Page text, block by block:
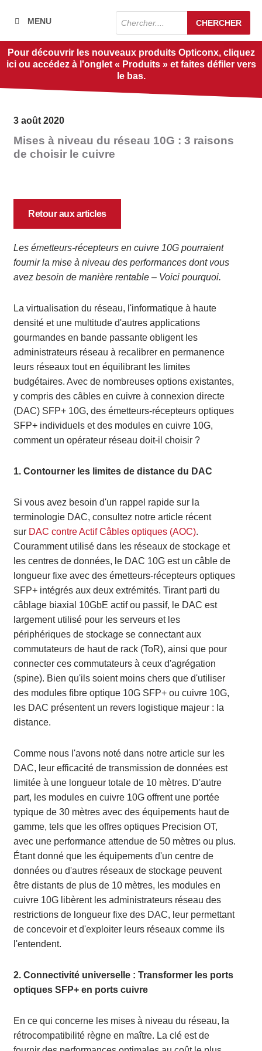
MENU
Recherche
de
produits
CHERCHER
Pour découvrir les nouveaux produits Opticonx, cliquez
ici ou accédez à l'onglet « Produits » et faites défiler vers
le bas.
3 août 2020
Mises à niveau du réseau 10G : 3 raisons
de choisir le cuivre
Retour aux articles
Les émetteurs-récepteurs en cuivre 10G pourraient
fournir la mise à niveau des performances dont vous
avez besoin de manière rentable – Voici pourquoi.
La virtualisation du réseau, l'informatique à haute
densité et une multitude d'autres applications
gourmandes en bande passante obligent les
administrateurs réseau à recalibrer en permanence
leurs réseaux tout en équilibrant les limites
budgétaires. Avec de nombreuses options existantes,
y compris des câbles en cuivre à connexion directe
(DAC) SFP+ 10G, des émetteurs-récepteurs optiques
SFP+ individuels et des modules en cuivre 10G,
comment un opérateur réseau doit-il choisir ?
1. Contourner les limites de distance du DAC
Si vous avez besoin d'un rappel rapide sur la
terminologie DAC, consultez notre article récent
sur DAC contre ActifCâbles optiques (AOC).
Couramment utilisé dans les réseaux de stockage et
les centres de données, le DAC 10G est un câble de
longueur fixe avec des émetteurs-récepteurs optiques
SFP+ intégrés aux deux extrémités. Tirant parti du
câblage biaxial 10GbE actif ou passif, le DAC est
largement utilisé pour les serveurs et les
périphériques de stockage se connectant aux
commutateurs de haut de rack (ToR), ainsi que pour
connecter ces commutateurs à ceux d'agrégation
(spine). Bien qu'ils soient moins chers que d'utiliser
des modules fibre optique 10G SFP+ ou cuivre 10G,
les DAC présentent un revers logistique majeur : la
distance.
Comme nous l'avons noté dans notre article sur les
DAC, leur efficacité de transmission de données est
limitée à une longueur totale de 10 mètres. D'autre
part, les modules en cuivre 10G offrent une portée
typique de 30 mètres avec des équipements haut de
gamme, tels que les offres optiques Precision OT,
avec une performance attendue de 50 mètres ou plus.
Étant donné que les équipements d'un centre de
données ou d'autres réseaux de stockage peuvent
être distants de plus de 10 mètres, les modules en
cuivre 10G libèrent les administrateurs réseau des
restrictions de longueur fixe des DAC, leur permettant
de concevoir et d'exploiter leurs réseaux comme ils
l'entendent.
2. Connectivité universelle : Transformer les ports
optiques SFP+ en ports cuivre
En ce qui concerne les mises à niveau du réseau, la
rétrocompatibilité règne en maître. La clé est de